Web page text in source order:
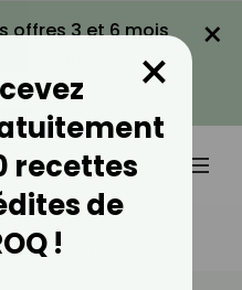
offres 3 et 6 mois
PROMO
×
Et Savoureux
recettes
de
!
×